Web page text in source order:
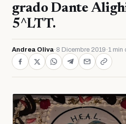
grado Dante
5^LTT.
Andrea Oliva· 8 Dicembre 2019 ·1 min